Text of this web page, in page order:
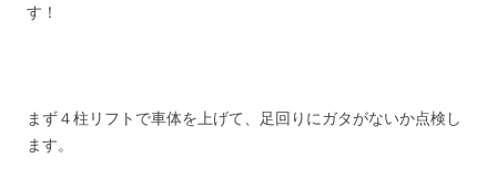
す！
まず４柱リフトで車体を上げて、足回りにガタがないか点検し
ます。